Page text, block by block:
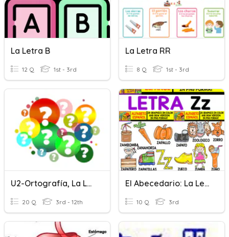
La Letra B
12 Q 1st - 3rd
La Letra RR
8 Q 1st - 3rd
U2-Ortografía, La Letra H
20 Q 3rd - 12th
El Abecedario: La Letra Z
10 Q 3rd